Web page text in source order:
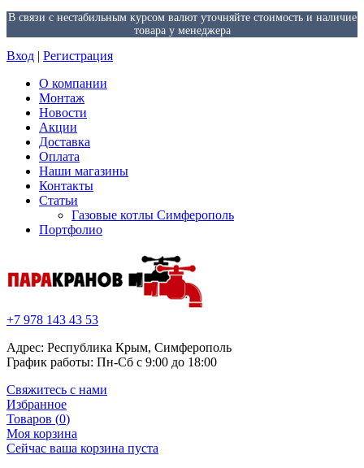
В связи с нестабильным курсом валют уточняйте стоимость и наличие
товара у менеджера
Вход | Регистрация
О компании
Монтаж
Новости
Акции
Доставка
Оплата
Наши магазины
Контакты
Статьи
Газовые котлы Симферополь
Портфолио
+7 978 143 43 53
Адрес: Республика Крым, Симферополь
График работы: Пн-Сб с 9:00 до 18:00
Свяжитесь с нами
Избранное
Товаров (0)
Моя корзина
Сейчас ваша корзина пуста